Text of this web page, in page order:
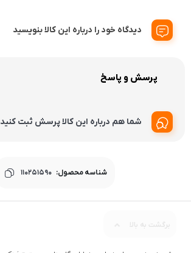
دیدگاه خود را درباره این کالا بنویسید
پرسش و پاسخ
شما هم درباره این کالا پرسش ثبت کنید
شناسه محصول: 110251590